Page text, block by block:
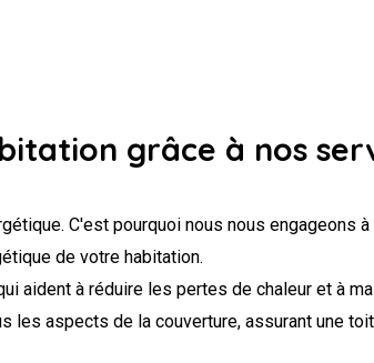
grâce à nos
C'est pourquoi nous nous engageons
de votre habitation.
aident à réduire les pertes de chaleur et à
les aspects de la couverture, assurant une